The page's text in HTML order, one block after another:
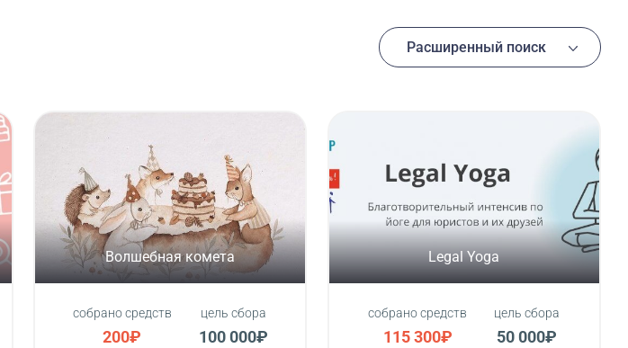
Расширенный поиск
Волшебная комета
собрано средств
200₽
цель сбора
100 000₽
Legal Yoga
собрано средств
115 300₽
цель сбора
50 000₽